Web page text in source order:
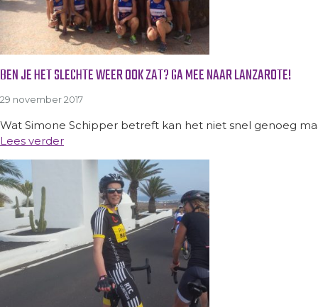
BEN JE HET SLECHTE WEER OOK ZAT? GA MEE NAAR LANZAROTE!
29 november 2017
Wat Simone Schipper betreft kan het niet snel genoeg
Lees verder